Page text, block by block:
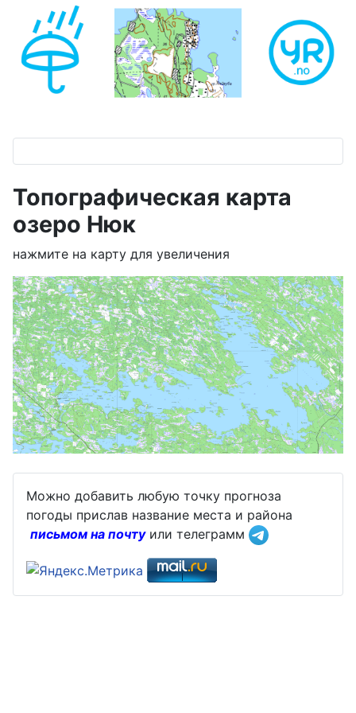
Топографическая карта
озеро Нюк
нажмите на карту для увеличения
Можно добавить любую точку прогноза
погоды прислав название места и района
письмом на почтуили телеграмм